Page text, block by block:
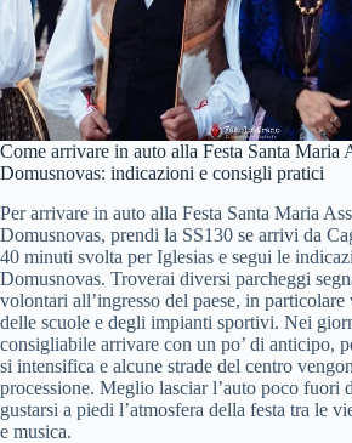
Come arrivare in auto alla Festa Santa Maria
Domusnovas: indicazioni e consigli pratici
Per arrivare in auto alla Festa Santa Maria
Domusnovas, prendi la SS130 se arrivi da
40 minuti svolta per Iglesias e segui le
Domusnovas. Troverai diversi parcheggi
volontari all’ingresso del paese, in
delle scuole e degli impianti sportivi. Nei
consigliabile arrivare con un po’ di anticipo,
si intensifica e alcune strade del centro
processione. Meglio lasciar l’auto poco fuori
gustarsi a piedi l’atmosfera della festa tra le
e musica.